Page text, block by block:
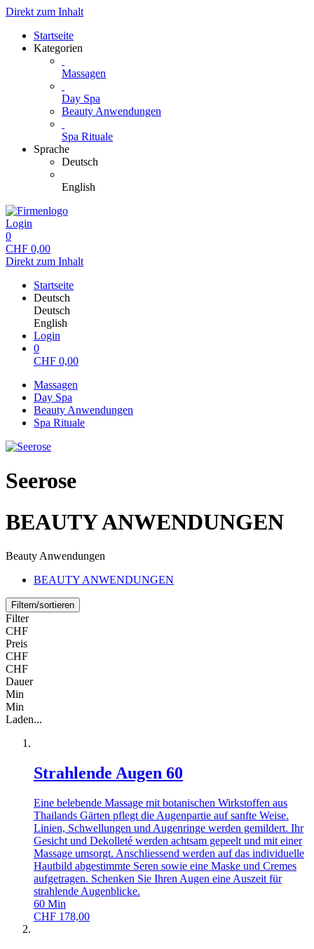
Direkt zum Inhalt
Startseite
Kategorien
Massagen
Day Spa
Beauty Anwendungen
Spa Rituale
Sprache
Deutsch
English
Login
0
CHF 0,00
Direkt zum Inhalt
Startseite
Deutsch
Deutsch
English
Login
0
CHF 0,00
Massagen
Day Spa
Beauty Anwendungen
Spa Rituale
Seerose
BEAUTY ANWENDUNGEN
Beauty Anwendungen
BEAUTY ANWENDUNGEN
Filtern/sortieren
Filter
CHF
Preis
CHF
CHF
Dauer
Min
Min
Laden...
Strahlende Augen 60
Eine belebende Massage mit botanischen Wirkstoffen aus
Thailands Gärten pflegt die Augenpartie auf sanfte Weise.
Linien, Schwellungen und Augenringe werden gemildert. Ihr
Gesicht und Dekolleté werden achtsam gepeelt und mit einer
Massage umsorgt. Anschliessend werden auf das individuelle
Hautbild abgestimmte Seren sowie eine Maske und Cremes
aufgetragen. Schenken Sie Ihren Augen eine Auszeit für
strahlende Augenblicke.
60 Min
CHF 178,00